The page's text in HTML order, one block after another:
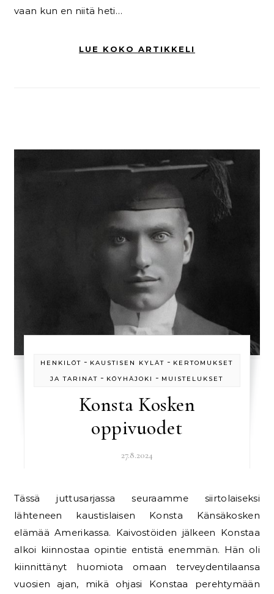
vaan kun en niitä heti…
LUE KOKO ARTIKKELI
HENKILÖT - KAUSTISEN KYLÄT - KERTOMUKSET
JA TARINAT - KÖYHÄJOKI - MUISTELUKSET
Konsta Kosken
oppivuodet
27.8.2024
Tässä juttusarjassa seuraamme siirtolaiseksi
lähteneen kaustislaisen Konsta Känsäkosken
elämää Amerikassa. Kaivostöiden jälkeen Konstaa
alkoi kiinnostaa opintie entistä enemmän. Hän oli
kiinnittänyt huomiota omaan terveydentilaansa
vuosien ajan, mikä ohjasi Konstaa perehtymään